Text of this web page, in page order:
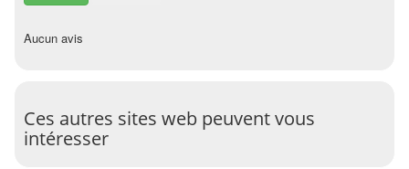
Aucun avis
Ces autres sites web peuvent vous
intéresser